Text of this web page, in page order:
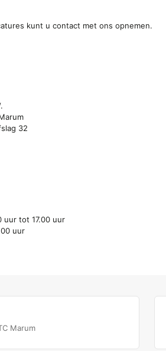
kunt u contact met ons opnemen.
32
uur tot 17.00 uur
uur
Marum